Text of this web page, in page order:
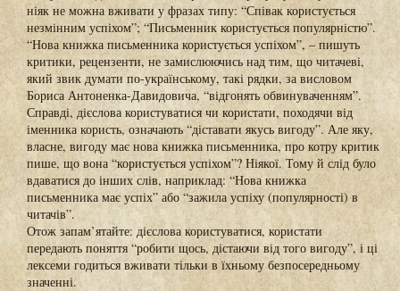
ніяк не можна вживати у фразах типу: “Співак користується
незмінним успіхом”; “Письменник користується популярністю”.
“Нова книжка письменника користується успіхом”, – пишуть
критики, рецензенти, не замислюючись над тим, що читачеві,
який звик думати по-українському, такі рядки, за висловом
Бориса Антоненка-Давидовича, “відгонять обвинуваченням”.
Справді, дієслова користуватися чи користати, походячи від
іменника користь, означають “діставати якусь вигоду”. Але яку,
власне, вигоду має нова книжка письменника, про котру критик
пише, що вона “користується успіхом”? Ніякої. Тому й слід було
вдаватися до інших слів, наприклад: “Нова книжка
письменника має успіх” або “зажила успіху (популярності) в
читачів”.
Отож запам’ятайте: дієслова користуватися, користати
передають поняття “робити щось, дістаючи від того вигоду”, і ці
лексеми годиться вживати тільки в їхньому безпосередньому
значенні.